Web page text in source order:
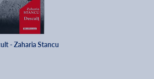
- Zaharia Stancu